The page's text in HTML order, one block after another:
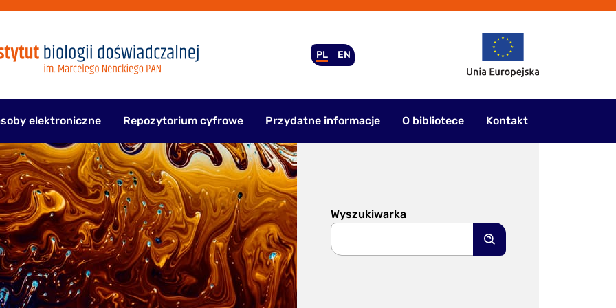
PL EN
elektroniczne Repozytorium cyfrowe Przydatne informacje O bibliotece Kontakt
Wyszukiwarka
Szukaj